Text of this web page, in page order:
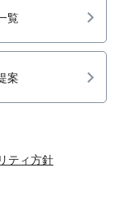
覧
案
ティ方針